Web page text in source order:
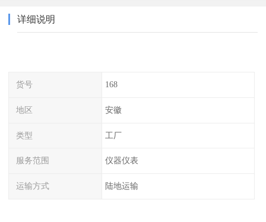
详细说明
货号 168
地区 安徽
类型 工厂
服务范围 仪器仪表
运输方式 陆地运输